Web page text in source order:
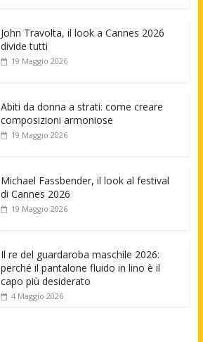
John Travolta, il look a Cannes 2026
divide tutti
19 Maggio 2026
Abiti da donna a strati: come creare
composizioni armoniose
19 Maggio 2026
Michael Fassbender, il look al festival
di Cannes 2026
19 Maggio 2026
Il re del guardaroba maschile 2026:
perché il pantalone fluido in lino è il
capo più desiderato
4 Maggio 2026